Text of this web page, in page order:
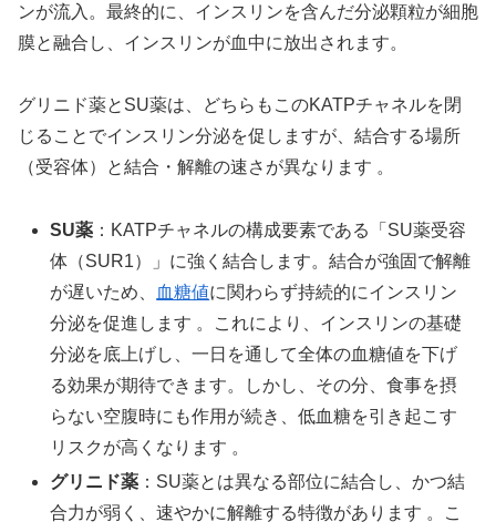
ンが流入。最終的に、インスリンを含んだ分泌顆粒が細胞
膜と融合し、インスリンが血中に放出されます。
グリニド薬とSU薬は、どちらもこのKATPチャネルを閉
じることでインスリン分泌を促しますが、結合する場所
（受容体）と結合・解離の速さが異なります 。
SU薬 ：KATPチャネルの構成要素である「SU薬受容
体（SUR1）」に強く結合します。結合が強固で解離
が遅いため、
血糖値に関わらず持続的にインスリン
分泌を促進します 。これにより、インスリンの基礎
分泌を底上げし、一日を通して全体の血糖値を下げ
る効果が期待できます。しかし、その分、食事を摂
らない空腹時にも作用が続き、低血糖を引き起こす
リスクが高くなります 。
グリニド薬 ：SU薬とは異なる部位に結合し、かつ結
合力が弱く、速やかに解離する特徴があります 。こ